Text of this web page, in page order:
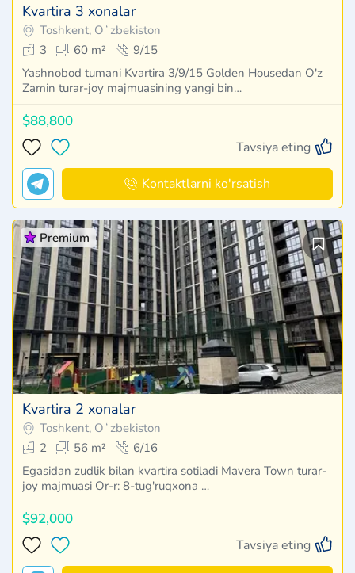
Kvartira 3 xonalar
Toshkent, Oʻzbekiston
3
60 m²
9/15
Yashnobod tumani Kvartira 3/9/15 Golden Housedan O'z
Zamin turar-joy majmuasining yangi bin…
$88,800
Tavsiya eting
Kontaktlarni ko'rsatish
Premium
Kvartira 2 xonalar
Toshkent, Oʻzbekiston
2
56 m²
6/16
Egasidan zudlik bilan kvartira sotiladi Mavera Town turar-
joy majmuasi Or-r: 8-tug'ruqxona …
$92,000
Tavsiya eting